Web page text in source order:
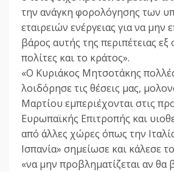
την ανάγκη φορολόγησης των
εταιρειών ενέργειας για να μην
βάρος αυτής της περιπέτειας
πολίτες και το κράτος».
«Ο Κυριάκος Μητσοτάκης
λοιδόρησε τις θέσεις μας,
Μαρτίου εμπεριέχονται στις
Ευρωπαϊκής Επιτροπής και
από άλλες χώρες όπως την
Ισπανία» σημείωσε και κάλεσε
«να μην προβληματίζεται αν θα